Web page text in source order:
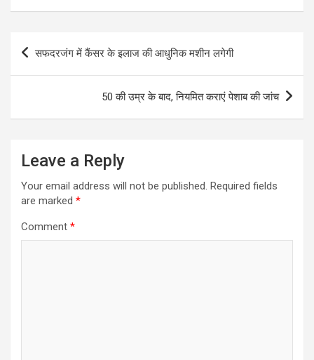
Post
सफदरजंग में कैंसर के इलाज की आधुनिक मशीन लगेगी
50 की उम्र के बाद, नियमित कराएं पेशाब की जांच
Leave a Reply
Your email address will not be published. Required fields
are marked *
Comment *